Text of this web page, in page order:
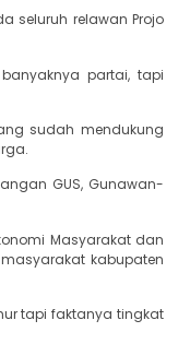
seluruh relawan Projo
partai, tapi
sudah mendukung
GUS, Gunawan-
Masyarakat dan
kabupaten
tapi faktanya tingkat